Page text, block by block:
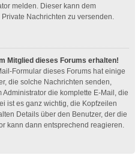
melden. Dieser kann dem
Nachrichten zu versenden.
Mitglied dieses Forums erhalten!
Formular dieses Forums hat einige
die solche Nachrichten senden,
die komplette E-Mail, die
ist es ganz wichtig, die Kopfzeilen
Details über den Benutzer, der die
kann dann entsprechend reagieren.